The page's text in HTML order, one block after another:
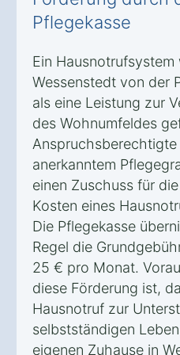
Pflegekasse
Ein Hausnotrufsystem
Wessenstedt von der
als eine Leistung zur
des Wohnumfeldes
Anspruchsberechtigte
anerkanntem
einen Zuschuss für
Kosten eines
Die Pflegekasse
Regel die
25 € pro Monat.
diese Förderung ist,
Hausnotruf zur
selbstständigen
eigenen Zuhause in